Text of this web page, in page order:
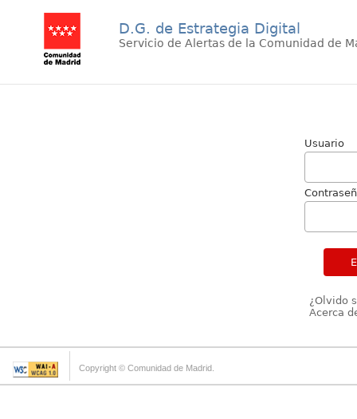
D.G. de Estrategia Digital
Servicio de Alertas de la Comunidad de
Usuario
¿Olvido
Acerca
Copyright © Comunidad de Madrid.